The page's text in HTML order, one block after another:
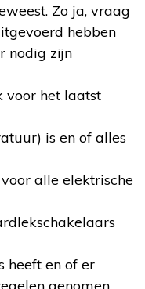
Zo ja, vraag
hebben
nodig zijn
voor het laatst
is en of alles
alle elektrische
heeft en of er